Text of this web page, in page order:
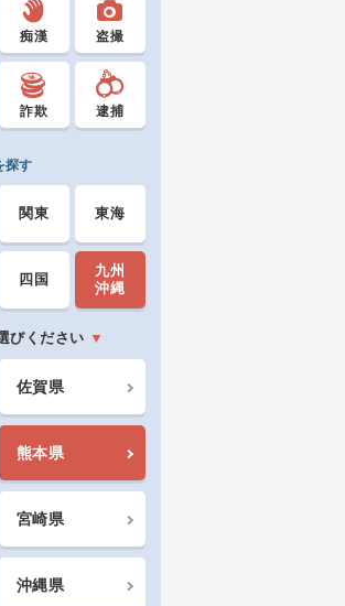
痴漢 盗撮
詐欺 逮捕
探す
関東 東海
四国
九州
沖縄
びください
佐賀県
熊本県
宮崎県
沖縄県